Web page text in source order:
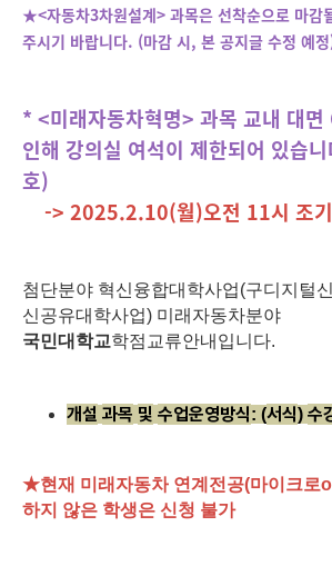
★<자동차3차원설계> 과목은 선착순으로 마감
주시기 바랍니다. (마감 시, 본 공지글 수정 예
* <미래자동차혁명> 과목 교내 대
인해 강의실 여석이 제한되어 있습
호)
-> 2025.2.10(월)오전 11시 조
첨단분야 혁신융합대학사업(구디지털
신공유대학사업) 미래자동차분야
국민대학교학점교류안내입니다.
개설 과목 및 수업운영방식: (서식) 수
★현재 미래자동차 연계전공(마이크로
하지 않은 학생은 신청 불가